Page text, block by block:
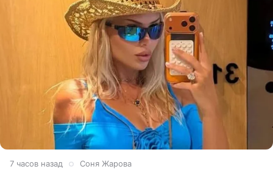
7 часов назад Соня Жарова